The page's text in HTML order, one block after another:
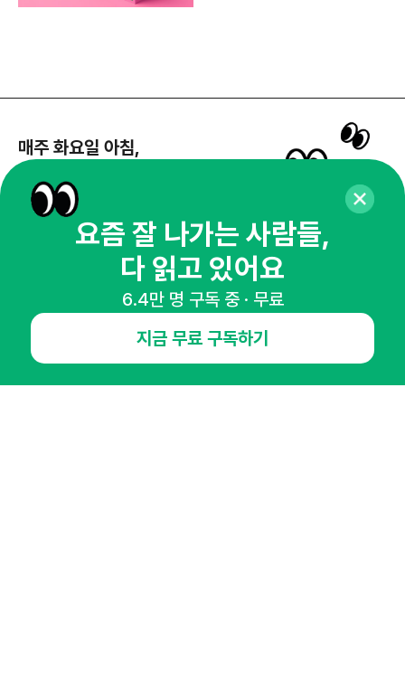
매주 화요일 아침,
65,043명의 마케터를 성장시키는 뉴스레터
뉴스레터 구독하기
NHN AD
요즘 잘 나가는 사람들,
다 읽고 있어요
6.4만 명 구독 중 · 무료
지금 무료 구독하기